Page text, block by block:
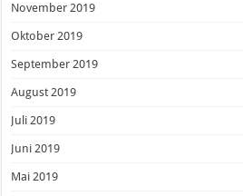
November 2019
Oktober 2019
September 2019
August 2019
Juli 2019
Juni 2019
Mai 2019